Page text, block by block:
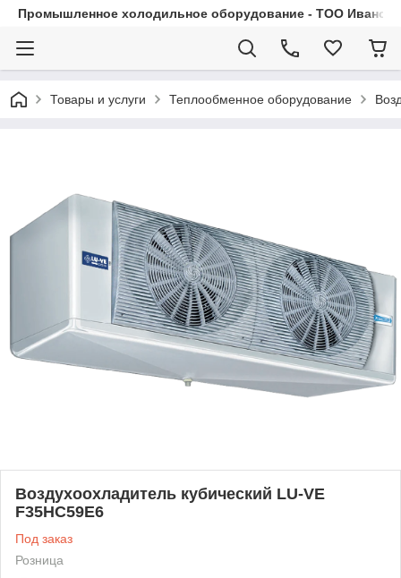
Промышленное холодильное оборудование - ТОО
Товары и услуги Теплообменное оборудование
Воздухоохладитель кубический LU-VE
F35HC59E6
Под заказ
Розница